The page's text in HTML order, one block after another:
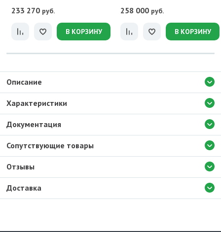
233 270 руб.
В КОРЗИНУ
258 000 руб.
В КОРЗИНУ
Доставка
Описание
Характеристики
Документация
Сопутствующие товары
Отзывы